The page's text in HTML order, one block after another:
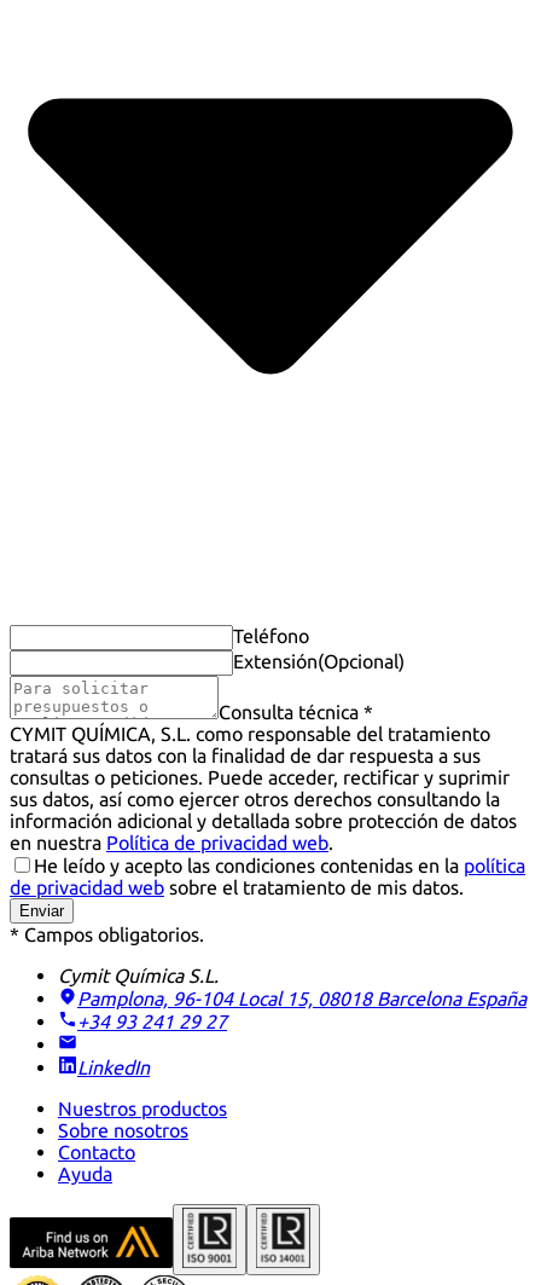
Teléfono
Extensión(Opcional)
Consulta técnica *
CYMIT QUÍMICA, S.L. como responsable del tratamiento
tratará sus datos con la finalidad de dar respuesta a sus
consultas o peticiones. Puede acceder, rectificar y suprimir
sus datos, así como ejercer otros derechos consultando la
información adicional y detallada sobre protección de datos
en nuestra Política de privacidad web.
He leído y acepto las condiciones contenidas en la política
de privacidad web sobre el tratamiento de mis datos.
Enviar
* Campos obligatorios.
Cymit Química S.L.
Pamplona, 96-104 Local 15, 08018 Barcelona España
+34 93 241 29 27
LinkedIn
Nuestros productos
Sobre nosotros
Contacto
Ayuda